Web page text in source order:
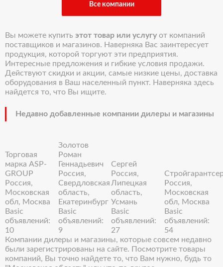
Все компании
Вы можете купить этот товар или услугу от компаний
поставщиков и магазинов. Наверняка Вас заинтересует
продукция, которой торгуют эти предприятия.
Интересные предложения и гибкие условия продажи.
Действуют скидки и акции, самые низкие цены, доставка
оборудования в Ваш населенный пункт. Наверняка здесь
найдется то, что Вы ищите.
Недавно добавленные компании дилеры и магазины
Торговая
марка ASP-
GROUP
Россия,
Московская
обл, Москва
Basic
объявлений:
10
Золотов
Роман
Геннадьевич
Россия,
Свердловская
область,
Екатеринбург
Basic
объявлений:
9
Сергей
Россия,
Липецкая
область,
Усмань
Basic
объявлений:
27
Россия,
Московская
обл, Москва
Basic
объявлений:
54
Компании дилеры и магазины, которые совсем недавно
были зарегистрированы на сайте. Посмотрите товары
компаний, Вы точно найдете то, что Вам нужно, будь то